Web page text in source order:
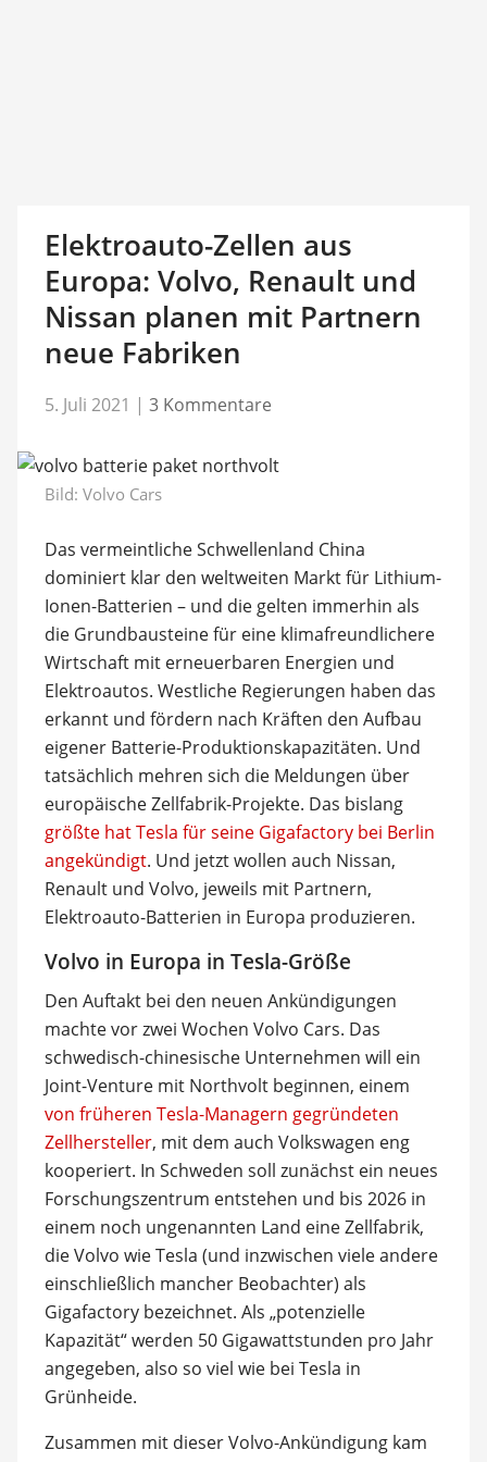
Elektroauto-Zellen aus
Europa: Volvo, Renault und
Nissan planen mit Partnern
neue Fabriken
5. Juli 2021 | 3 Kommentare
Bild: Volvo Cars
Das vermeintliche Schwellenland China
dominiert klar den weltweiten Markt für Lithium-
Ionen-Batterien – und die gelten immerhin als
die Grundbausteine für eine klimafreundlichere
Wirtschaft mit erneuerbaren Energien und
Elektroautos. Westliche Regierungen haben das
erkannt und fördern nach Kräften den Aufbau
eigener Batterie-Produktionskapazitäten. Und
tatsächlich mehren sich die Meldungen über
europäische Zellfabrik-Projekte. Das bislang
größte hat Tesla für seine Gigafactory bei Berlin
angekündigt. Und jetzt wollen auch Nissan,
Renault und Volvo, jeweils mit Partnern,
Elektroauto-Batterien in Europa produzieren.
Volvo in Europa in Tesla-Größe
Den Auftakt bei den neuen Ankündigungen
machte vor zwei Wochen Volvo Cars. Das
schwedisch-chinesische Unternehmen will ein
Joint-Venture mit Northvolt beginnen, einem
von früheren Tesla-Managern gegründeten
Zellhersteller, mit dem auch Volkswagen eng
kooperiert. In Schweden soll zunächst ein neues
Forschungszentrum entstehen und bis 2026 in
einem noch ungenannten Land eine Zellfabrik,
die Volvo wie Tesla (und inzwischen viele andere
einschließlich mancher Beobachter) als
Gigafactory bezeichnet. Als „potenzielle
Kapazität“ werden 50 Gigawattstunden pro Jahr
angegeben, also so viel wie bei Tesla in
Grünheide.
Zusammen mit dieser Volvo-Ankündigung kam